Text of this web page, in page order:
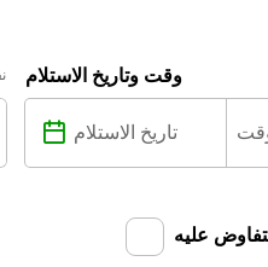
وقت وتاريخ الاستلام
عليه